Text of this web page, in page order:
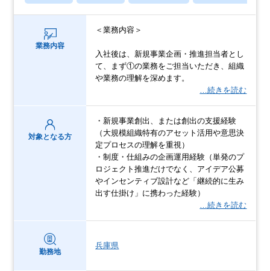
業務内容
＜業務内容＞
入社後は、新規事業企画・推進担当者とし
て、まず①の業務をご担当いただき、組織
や業務の理解を深めます。
…続きを読む
対象となる方
・新規事業創出、または創出の支援経験
（大規模組織特有のアセット活用や意思決
定プロセスの理解を重視）
・制度・仕組みの企画運用経験（単発のプ
ロジェクト推進だけでなく、アイデア公募
やインセンティブ設計など「継続的に生み
出す仕掛け」に携わった経験）
…続きを読む
勤務地
兵庫県